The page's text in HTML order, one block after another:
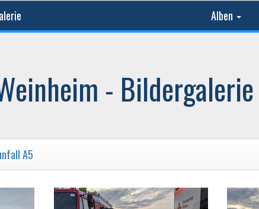
Alben
- Bildergalerie
A5